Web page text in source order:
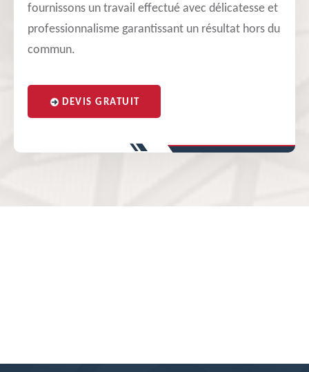
fournissons un travail effectué avec délicatesse et
professionnalisme garantissant un résultat hors du
commun.
DEVIS GRATUIT